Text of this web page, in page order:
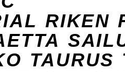
RIKEN
TAURUS